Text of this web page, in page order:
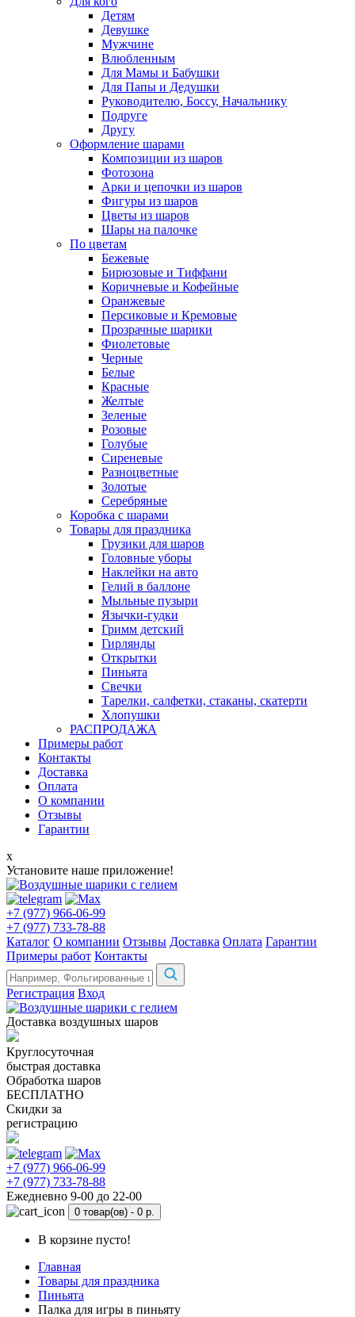
Детям
Девушке
Мужчине
Влюбленным
Для Мамы и Бабушки
Для Папы и Дедушки
Руководителю, Боссу, Начальнику
Подруге
Другу
Оформление шарами
Композиции из шаров
Фотозона
Арки и цепочки из шаров
Фигуры из шаров
Цветы из шаров
Шары на палочке
По цветам
Бежевые
Бирюзовые и Тиффани
Коричневые и Кофейные
Оранжевые
Персиковые и Кремовые
Прозрачные шарики
Фиолетовые
Черные
Белые
Красные
Желтые
Зеленые
Розовые
Голубые
Сиреневые
Разноцветные
Золотые
Серебряные
Коробка с шарами
Товары для праздника
Грузики для шаров
Головные уборы
Наклейки на авто
Гелий в баллоне
Мыльные пузыри
Язычки-гудки
Гримм детский
Гирлянды
Открытки
Пиньята
Свечки
Тарелки, салфетки, стаканы, скатерти
Хлопушки
РАСПРОДАЖА
Примеры работ
Контакты
Доставка
Оплата
О компании
Отзывы
Гарантии
x
Установите наше приложение!
+7 (977) 966-06-99
+7 (977) 733-78-88
Каталог О компании Отзывы Доставка Оплата Гарантии
Примеры работ Контакты
Регистрация Вход
Доставка воздушных шаров
Круглосуточная
быстрая доставка
Обработка шаров
БЕСПЛАТНО
Скидки за
регистрацию
+7 (977) 966-06-99
+7 (977) 733-78-88
Ежедневно 9-00 до 22-00
0 товар(ов) - 0 р.
В корзине пусто!
Главная
Товары для праздника
Пиньята
Палка для игры в пиньяту